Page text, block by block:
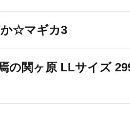
か☆マギカ3
の関ヶ原 LLサイズ